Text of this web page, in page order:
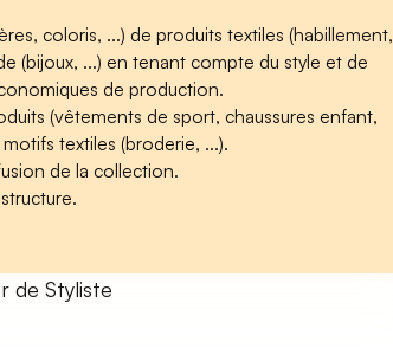
coloris, ...) de produits textiles (habillement,
(bijoux, ...) en tenant compte du style et de
de production.
(vêtements de sport, chaussures enfant,
textiles (broderie, ...).
de la collection.
de Styliste